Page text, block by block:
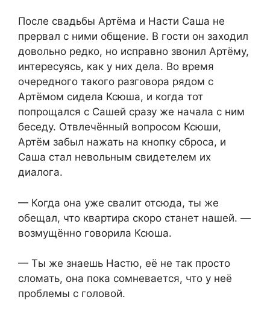
После свадьбы Артёма и Насти Саша не
прервал с ними общение. В гости он заходил
довольно редко, но исправно звонил Артёму,
интересуясь, как у них дела. Во время
очередного такого разговора рядом с
Артёмом сидела Ксюша, и когда тот
попрощался с Сашей сразу же начала с ним
беседу. Отвлечённый вопросом Ксюши,
Артём забыл нажать на кнопку сброса, и
Саша стал невольным свидетелем их
диалога.
— Когда она уже свалит отсюда, ты же
обещал, что квартира скоро станет нашей. —
возмущённо говорила Ксюша.
— Ты же знаешь Настю, её не так просто
сломать, она пока сомневается, что у неё
проблемы с головой.